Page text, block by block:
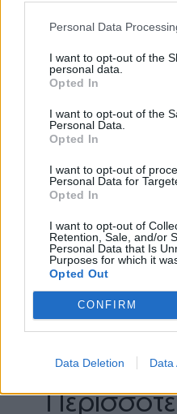
Personal Data
I want to opt-out of the
personal data.
Opted In
I want to opt-out of the
Personal Data.
Opted In
I want to opt-out of
Personal Data for
Opted In
I want to opt-out of
Retention, Sale, and/or
Personal Data that Is
Purposes for which it
Opted Out
CONFIRM
Data Deletion Data